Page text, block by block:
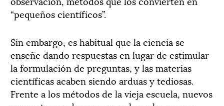
“pequeños científicos”.
Sin embargo, es habitual que la ciencia se
enseñe dando respuestas en lugar de estimular
la formulación de preguntas, y las materias
científicas acaben siendo arduas y tediosas.
Frente a los métodos de la vieja escuela, nuevos